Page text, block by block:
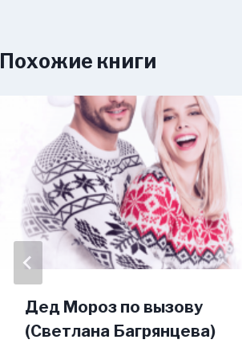
Похожие книги
Дед Мороз по вызову
(Светлана Багрянцева)